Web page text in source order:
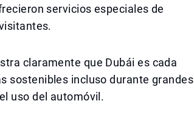
servicios especiales de
claramente que Dubái es cada
sostenibles incluso durante grandes
uso del automóvil.